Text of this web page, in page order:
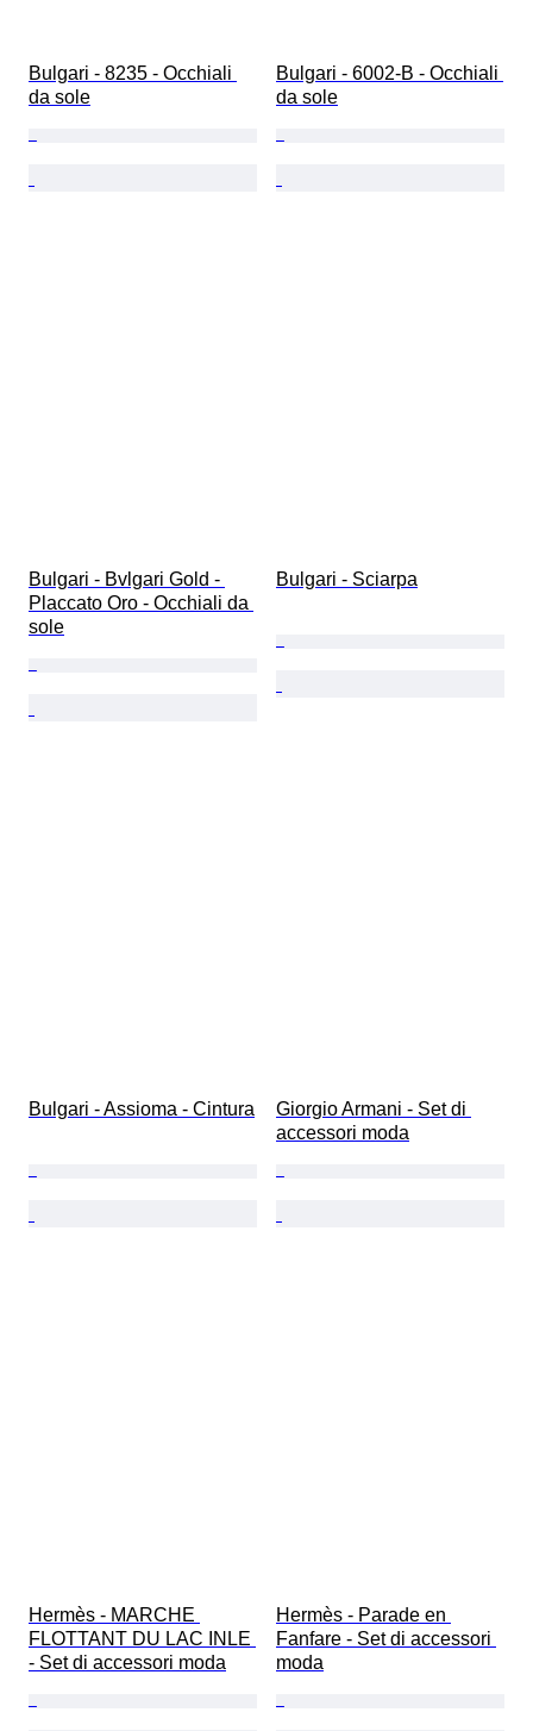
Bulgari - 8235 - Occhiali
da sole
Bulgari - 6002-B - Occhiali
da sole
Bulgari - Bvlgari Gold -
Placcato Oro - Occhiali da
sole
Bulgari - Sciarpa
Bulgari - Assioma - Cintura
Giorgio Armani - Set di
accessori moda
Hermès - MARCHE
FLOTTANT DU LAC INLE
- Set di accessori moda
Hermès - Parade en
Fanfare - Set di accessori
moda